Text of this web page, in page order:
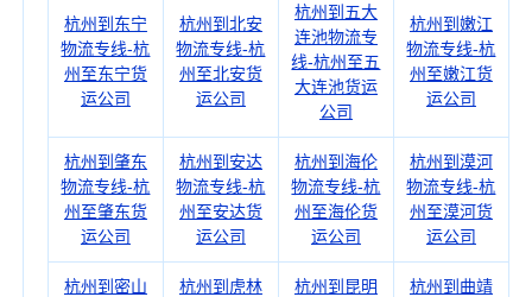
杭州到东宁
物流专线-杭
州至东宁货
运公司
杭州到北安
物流专线-杭
州至北安货
运公司
杭州到五大
连池物流专
线-杭州至五
大连池货运
公司
杭州到嫩江
物流专线-杭
州至嫩江货
运公司
杭州到肇东
物流专线-杭
州至肇东货
运公司
杭州到安达
物流专线-杭
州至安达货
运公司
杭州到海伦
物流专线-杭
州至海伦货
运公司
杭州到漠河
物流专线-杭
州至漠河货
运公司
杭州到密山
杭州到虎林
杭州到昆明
杭州到曲靖